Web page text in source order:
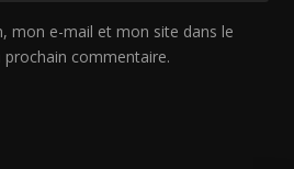
mon e-mail et mon site dans le
commentaire.